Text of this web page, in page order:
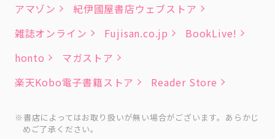
アマゾン
紀伊國屋書店ウェブストア
雑誌オンライン
Fujisan.co.jp
BookLive!
honto
マガストア
楽天Kobo電子書籍ストア
Reader Store
書店によってはお取り扱いが無い場合がございます。あらかじ
めご了承ください。